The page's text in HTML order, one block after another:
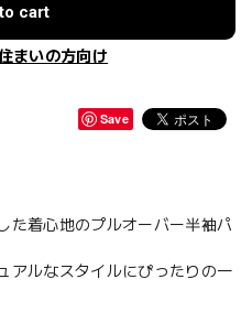
cart
まいの方向け
Save
た着心地のプルオーバー半袖パ
アルなスタイルにぴったりの一